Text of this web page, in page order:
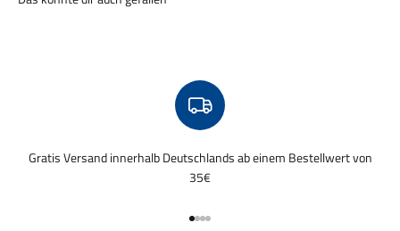
Gratis Versand innerhalb Deutschlands ab einem Bestellwert von
35€